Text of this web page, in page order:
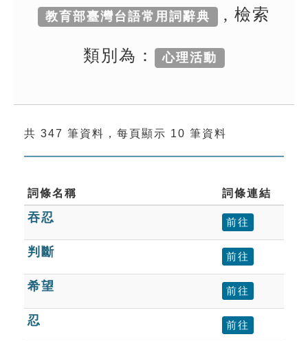
成語故事
索引選單
單字索引
生命大百科索引
遊戲專區
教學應用
貓頭鷹博士
教育部臺灣台語常用詞辭典 , 檢索
類別為： 心理活動
共 347 筆資料，每頁顯示 10 筆資料
詞條名稱 詞條連結
吞忍 前往
判斷 前往
希望 前往
忍 前往